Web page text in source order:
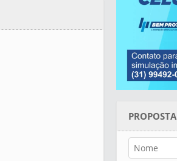
PROPOSTA